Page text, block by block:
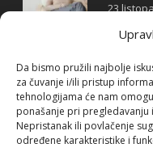
Da bismo pružili najbolje
za čuvanje i/ili pristup
tehnologijama će nam
ponašanje pri pregledavanju
Nepristanak ili povlačenje
određene karakteristike i
23
22